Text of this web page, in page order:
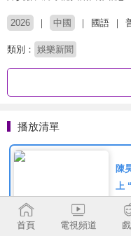
2026 中國 國語
類別： 娛樂新聞
播放清單
陳
上
首頁 電視頻道